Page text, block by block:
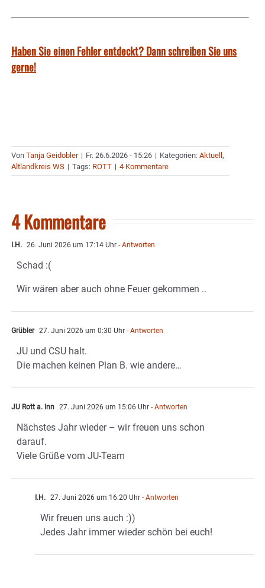
Haben Sie einen Fehler entdeckt? Dann schreiben Sie uns
gerne!
Von Tanja Geidobler | Fr. 26.6.2026 - 15:26 | Kategorien: Aktuell,
Altlandkreis WS | Tags: ROTT | 4 Kommentare
4 Kommentare
I.H. 26. Juni 2026 um 17:14 Uhr - Antworten
Schad :(
Wir wären aber auch ohne Feuer gekommen ..
Grübler 27. Juni 2026 um 0:30 Uhr - Antworten
JU und CSU halt.
Die machen keinen Plan B. wie andere…
JU Rott a. Inn 27. Juni 2026 um 15:06 Uhr - Antworten
Nächstes Jahr wieder – wir freuen uns schon
darauf.
Viele Grüße vom JU-Team
I.H. 27. Juni 2026 um 16:20 Uhr - Antworten
Wir freuen uns auch :))
Jedes Jahr immer wieder schön bei euch!